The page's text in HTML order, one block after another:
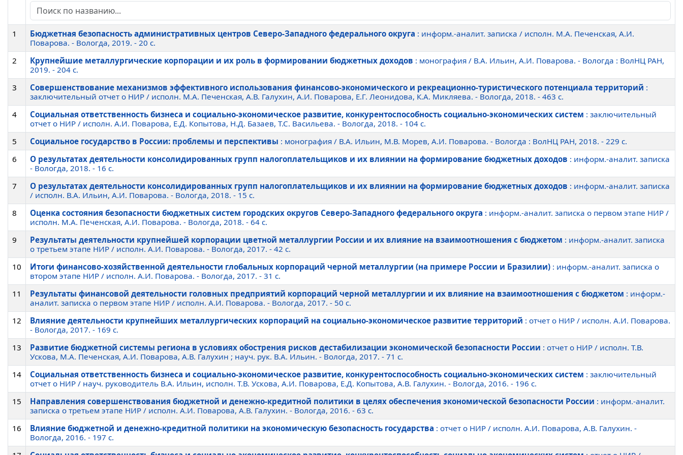
1 Бюджетная безопасность административных центров Северо-Западного федерального округа : информ.-аналит. записка / исполн. М.А. Печенская, А.И.
Поварова. - Вологда, 2019. - 20 c.
2
Крупнейшие металлургические корпорации и их роль в формировании бюджетных доходов : монография / В.А. Ильин, А.И. Поварова. - Вологда : ВолНЦ РАН,
2019. - 204 c.
3
Совершенствование механизмов эффективного использования финансово-экономического и рекреационно-туристического потенциала территорий :
заключительный отчет о НИР / исполн. М.А. Печенская, А.В. Галухин, А.И. Поварова, Е.Г. Леонидова, К.А. Микляева. - Вологда, 2018. - 463 c.
4
Социальная ответственность бизнеса и социально-экономическое развитие, конкурентоспособность социально-экономических систем : заключительный
отчет о НИР / исполн. А.И. Поварова, Е.Д. Копытова, Н.Д. Базаев, Т.С. Васильева. - Вологда, 2018. - 104 c.
5
Социальное государство в России: проблемы и перспективы : монография / В.А. Ильин, М.В. Морев, А.И. Поварова. - Вологда : ВолНЦ РАН, 2018. - 229 c.
6
О результатах деятельности консолидированных групп налогоплательщиков и их влиянии на формирование бюджетных доходов : информ.-аналит. записка
- Вологда, 2018. - 16 c.
7
О результатах деятельности консолидированных групп налогоплательщиков и их влиянии на формирование бюджетных доходов : информ.-аналит. записка
/ исполн. В.А. Ильин, А.И. Поварова. - Вологда, 2018. - 15 c.
8
Оценка состояния безопасности бюджетных систем городских округов Северо-Западного федерального округа : информ.-аналит. записка о первом этапе НИР /
исполн. М.А. Печенская, А.И. Поварова. - Вологда, 2018. - 64 c.
9
Результаты деятельности крупнейшей корпорации цветной металлургии России и их влияние на взаимоотношения с бюджетом : информ.-аналит. записка
о третьем этапе НИР / исполн. А.И. Поварова. - Вологда, 2017. - 42 c.
10
Итоги финансово-хозяйственной деятельности глобальных корпораций черной металлургии (на примере России и Бразилии) : информ.-аналит. записка о
втором этапе НИР / исполн. А.И. Поварова. - Вологда, 2017. - 31 c.
11
Результаты финансовой деятельности головных предприятий корпораций черной металлургии и их влияние на взаимоотношения с бюджетом : информ.-
аналит. записка о первом этапе НИР / исполн. А.И. Поварова. - Вологда, 2017. - 50 c.
12
Влияние деятельности крупнейших металлургических корпораций на социально-экономическое развитие территорий : отчет о НИР / исполн. А.И. Поварова.
- Вологда, 2017. - 169 c.
13
Развитие бюджетной системы региона в условиях обострения рисков дестабилизации экономической безопасности России : отчет о НИР / исполн. Т.В.
Ускова, М.А. Печенская, А.И. Поварова, А.В. Галухин ; науч. рук. В.А. Ильин. - Вологда, 2017. - 71 c.
14
Социальная ответственность бизнеса и социально-экономическое развитие, конкурентоспособность социально-экономических систем : заключительный
отчет о НИР / науч. руководитель В.А. Ильин, исполн. Т.В. Ускова, А.И. Поварова, Е.Д. Копытова, А.В. Галухин. - Вологда, 2016. - 196 c.
15
Направления совершенствования бюджетной и денежно-кредитной политики в целях обеспечения экономической безопасности России : информ.-аналит.
записка о третьем этапе НИР / исполн. А.И. Поварова, А.В. Галухин. - Вологда, 2016. - 63 c.
16
Влияние бюджетной и денежно-кредитной политики на экономическую безопасность государства : отчет о НИР / исполн. А.И. Поварова, А.В. Галухин. -
Вологда, 2016. - 197 c.